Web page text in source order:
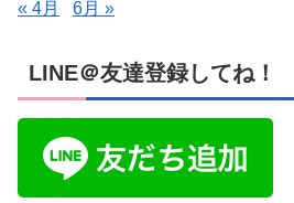
« 4月 6月 »
LINE＠友達登録してね！